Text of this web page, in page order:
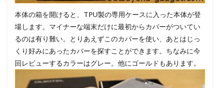
本体の箱を開けると、TPU製の専用ケースに入った本体が登
場します。マイナーな端末だけに最初からカバーがついてい
るのは有り難い。とりあえずこのカバーを使い、あとはじっ
くり好みにあったカバーを探すことができます。ちなみに今
回レビューするカラーはグレー。他にゴールドもあります。